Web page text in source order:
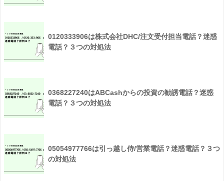
0120333906は株式会社DHC/注文受付担当電話？迷惑
電話？３つの対処法
0368227240はABCashからの投資の勧誘電話？迷惑
電話？３つの対処法
05054977766は引っ越し侍/営業電話？迷惑電話？３つ
の対処法